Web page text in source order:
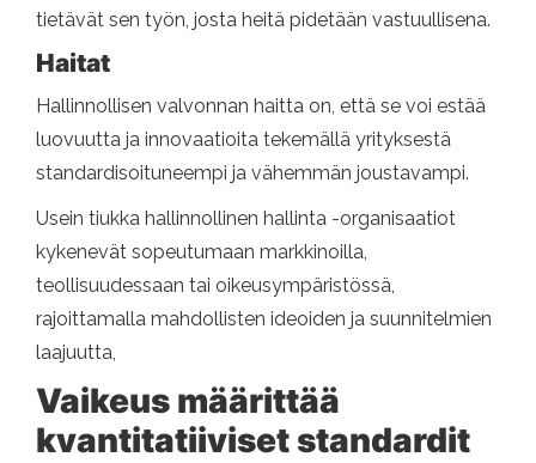
tietävät sen työn, josta heitä pidetään vastuullisena.
Haitat
Hallinnollisen valvonnan haitta on, että se voi estää
luovuutta ja innovaatioita tekemällä yrityksestä
standardisoituneempi ja vähemmän joustavampi.
Usein tiukka hallinnollinen hallinta -organisaatiot
kykenevät sopeutumaan markkinoilla,
teollisuudessaan tai oikeusympäristössä,
rajoittamalla mahdollisten ideoiden ja suunnitelmien
laajuutta,
Vaikeus määrittää
kvantitatiiviset standardit